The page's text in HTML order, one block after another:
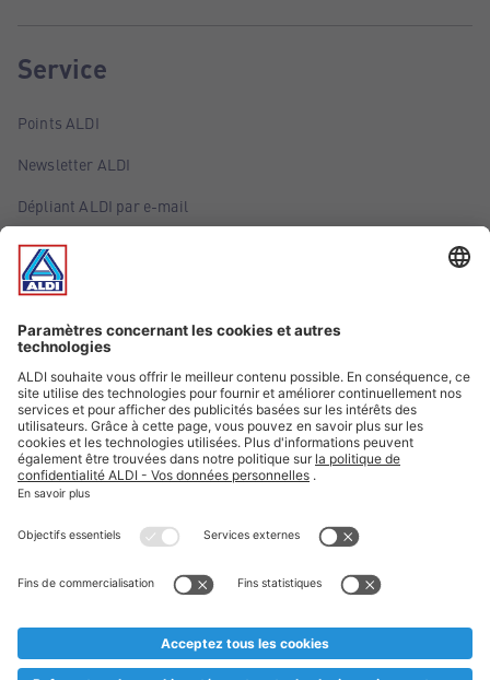
Service
Points ALDI
Newsletter ALDI
Dépliant ALDI par e-mail
Offres
Infos essentielles
Suivez ALDI Belgique
Textes marqués d'un astérisque et mentions légales
* Nous vendons ces articles temporairement et jusqu'à
au cas où, malgré le planning bien étudié, nous serions
prématurément en rupture de stock. Prix Recupel et TVA incl.
** Sur ce site, l’utilisation de la forme masculine a été adoptée